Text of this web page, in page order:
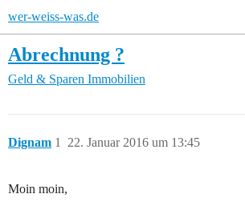
wer-weiss-was.de
Abrechnung ?
Geld & Sparen Immobilien
Dignam 22. Januar 2016 um 13:45
1
Moin moin,